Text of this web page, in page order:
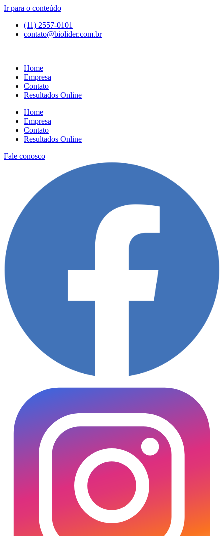
Ir para o conteúdo
(11) 2557-0101
contato@biolider.com.br
Home
Empresa
Contato
Resultados Online
Home
Empresa
Contato
Resultados Online
Fale conosco